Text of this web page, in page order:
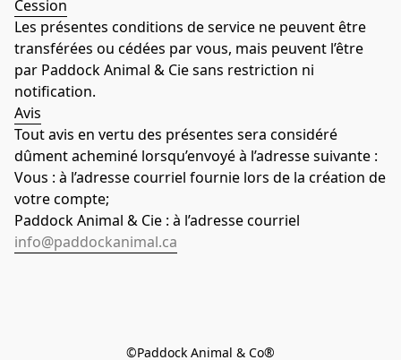
Cession
Les présentes conditions de service ne peuvent être
transférées ou cédées par vous, mais peuvent l’être
par Paddock Animal & Cie sans restriction ni
notification.
Avis
Tout avis en vertu des présentes sera considéré
dûment acheminé lorsqu’envoyé à l’adresse suivante :
Vous : à l’adresse courriel fournie lors de la création de
votre compte;
info@paddockanimal.ca
©Paddock Animal & Co®